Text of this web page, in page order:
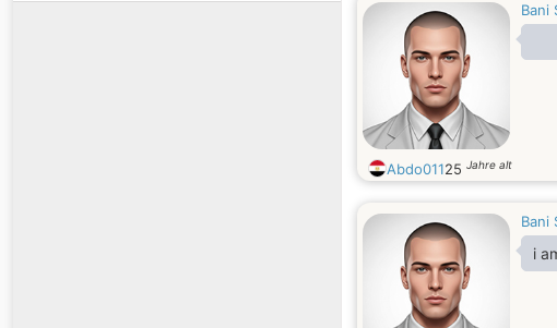
Bani
Abdo01125 Jahre alt
Bani
i